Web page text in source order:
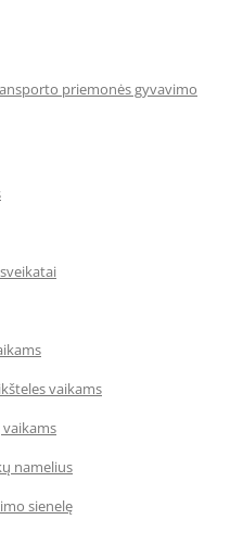
priemonės gyvavimo
vaikams
namelius
sienelę